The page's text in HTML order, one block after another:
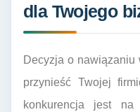
dla Twojego
Decyzja o nawiązaniu
przynieść Twojej
konkurencja jest na